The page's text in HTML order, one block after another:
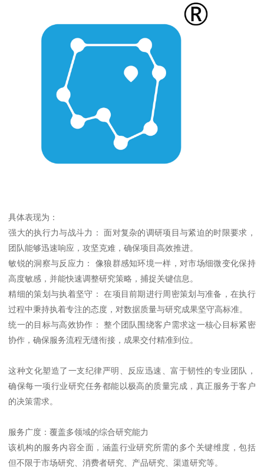
具体表现为：
强大的执行力与战斗力： 面对复杂的调研项目与紧迫的时限要求，
团队能够迅速响应，攻坚克难，确保项目高效推进。
敏锐的洞察与反应力： 像狼群感知环境一样，对市场细微变化保持
高度敏感，并能快速调整研究策略，捕捉关键信息。
精细的策划与执着坚守： 在项目前期进行周密策划与准备，在执行
过程中秉持执着专注的态度，对数据质量与研究成果坚守高标准。
统一的目标与高效协作： 整个团队围绕客户需求这一核心目标紧密
协作，确保服务流程无缝衔接，成果交付精准到位。
这种文化塑造了一支纪律严明、反应迅速、富于韧性的专业团队，
确保每一项行业研究任务都能以极高的质量完成，真正服务于客户
的决策需求。
服务广度：覆盖多领域的综合研究能力
该机构的服务内容全面，涵盖行业研究所需的多个关键维度，包括
但不限于市场研究、消费者研究、产品研究、渠道研究等。